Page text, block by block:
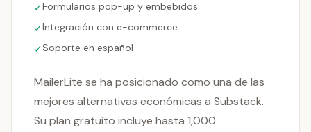
✓Formularios pop-up y embebidos
✓Integración con e-commerce
✓Soporte en español
MailerLite se ha posicionado como una de las
mejores alternativas económicas a Substack.
Su plan gratuito incluye hasta 1,000